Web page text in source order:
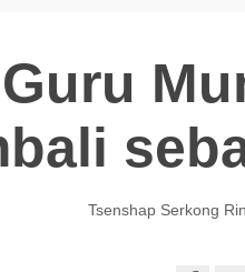
Tsenshap Serkong